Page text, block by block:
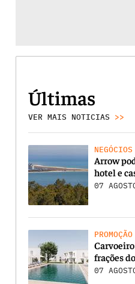
Últimas
VER MAIS NOTICIAS >>
NEGÓCIOS
Arrow
hotel e
07
frações
07